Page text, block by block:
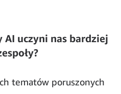
AI uczyni nas bardziej
tematów poruszonych